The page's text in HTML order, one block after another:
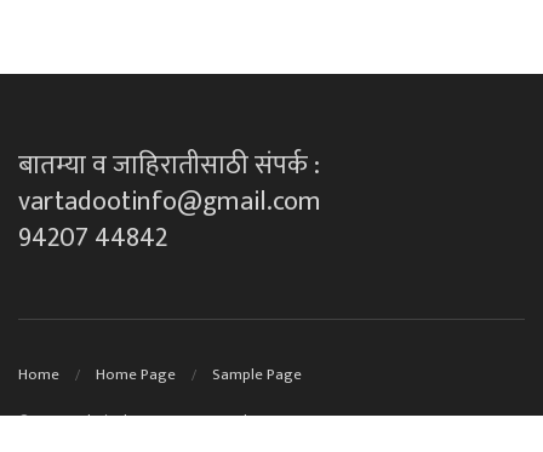
बातम्या व जाहिरातीसाठी संपर्क :
vartadootinfo@gmail.com
94207 44842
Home Home Page Sample Page
© 2023Technical Support By DK techno's